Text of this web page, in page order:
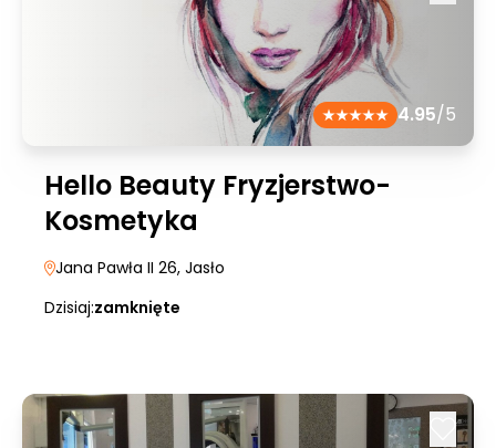
4.95/5
Hello Beauty Fryzjerstwo-
Kosmetyka
Jana Pawła II 26, Jasło
Dzisiaj:zamknięte